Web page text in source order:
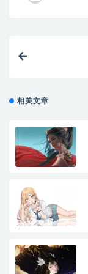
相关文章